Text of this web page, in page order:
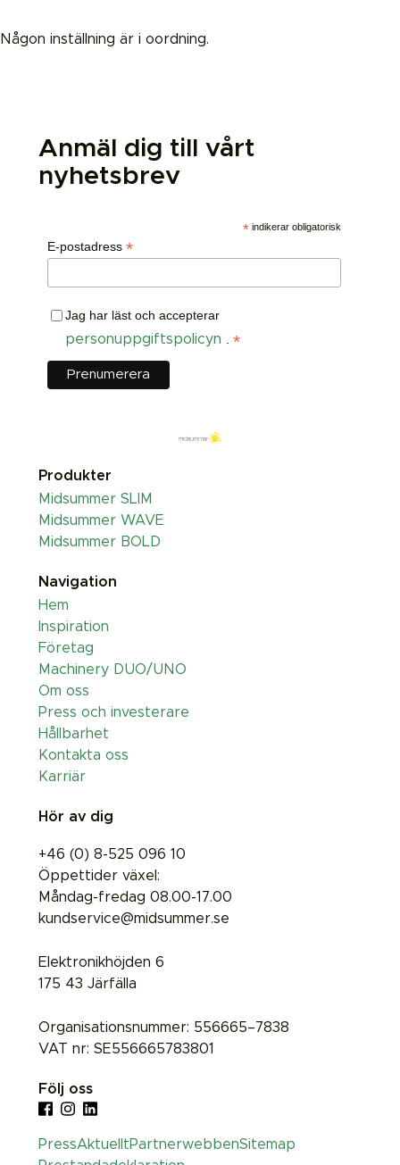
Någon inställning är i oordning.
Anmäl dig till vårt
nyhetsbrev
*indikerar obligatorisk
E-postadress *
Jag har läst och accepterar
personuppgiftspolicyn . *
Produkter
Midsummer SLIM
Midsummer WAVE
Midsummer BOLD
Navigation
Hem
Inspiration
Företag
Machinery DUO/UNO
Om oss
Press och investerare
Hållbarhet
Kontakta oss
Karriär
Hör av dig
+46 (0) 8-525 096 10
Öppettider växel:
Måndag-fredag 08.00-17.00
kundservice@midsummer.se
Elektronikhöjden 6
175 43 Järfälla
Organisationsnummer: 556665–7838
VAT nr: SE556665783801
Följ oss
PressAktuelltPartnerwebbenSitemap